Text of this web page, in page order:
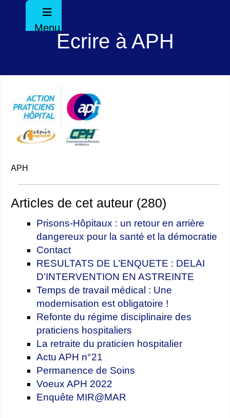
Menu
Ecrire à APH
APH
Articles de cet auteur (280)
Prisons-Hôpitaux : un retour en arrière
dangereux pour la santé et la démocratie
Contact
RESULTATS DE L’ENQUETE : DELAI
D’INTERVENTION EN ASTREINTE
Temps de travail médical : Une
modernisation est obligatoire !
Refonte du régime disciplinaire des
praticiens hospitaliers
La retraite du praticien hospitalier
Actu APH n°21
Permanence de Soins
Voeux APH 2022
Enquête MIR@MAR